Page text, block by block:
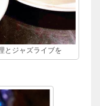
とジャズライブを